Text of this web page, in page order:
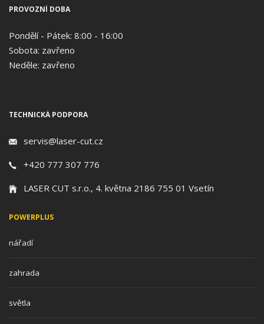
PROVOZNÍ DOBA
Pondělí - Pátek: 8:00 - 16:00
Sobota: zavřeno
Neděle: zavřeno
TECHNICKÁ PODPORA
servis@laser-cut.cz
+420 777 307 776
LASER CUT s.r.o., 4. května 2186 755 01 Vsetín
POWERPLUS
nářadí
zahrada
světla